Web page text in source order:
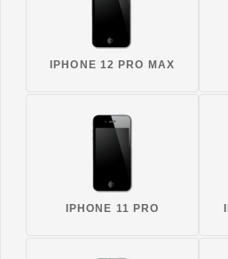
IPHONE 12 PRO MAX
IPHONE 11 PRO